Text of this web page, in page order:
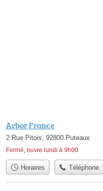
Arbor France
2 Rue Pitois, 92800 Puteaux
Fermé, ouvre lundi à 9h00
Horaires Téléphone